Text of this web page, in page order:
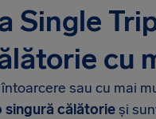
Single
cu
sau cu mai
singură călătorieși